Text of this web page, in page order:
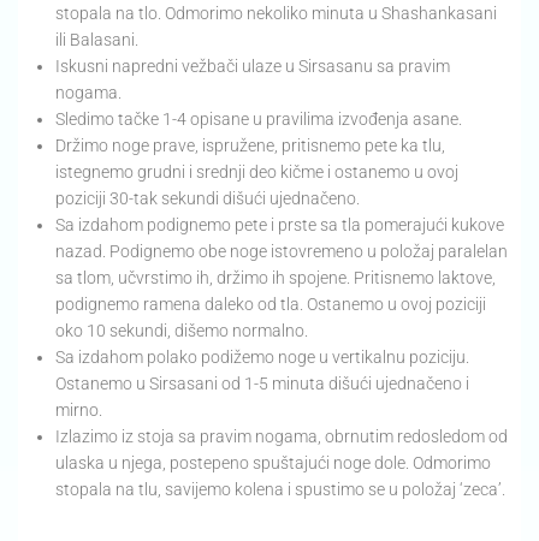
stopala na tlo. Odmorimo nekoliko minuta u Shashankasani
ili Balasani.
Iskusni napredni vežbači ulaze u Sirsasanu sa pravim
nogama.
Sledimo tačke 1-4 opisane u pravilima izvođenja asane.
Držimo noge prave, ispružene, pritisnemo pete ka tlu,
istegnemo grudni i srednji deo kičme i ostanemo u ovoj
poziciji 30-tak sekundi dišući ujednačeno.
Sa izdahom podignemo pete i prste sa tla pomerajući kukove
nazad. Podignemo obe noge istovremeno u položaj paralelan
sa tlom, učvrstimo ih, držimo ih spojene. Pritisnemo laktove,
podignemo ramena daleko od tla. Ostanemo u ovoj poziciji
oko 10 sekundi, dišemo normalno.
Sa izdahom polako podižemo noge u vertikalnu poziciju.
Ostanemo u Sirsasani od 1-5 minuta dišući ujednačeno i
mirno.
Izlazimo iz stoja sa pravim nogama, obrnutim redosledom od
ulaska u njega, postepeno spuštajući noge dole. Odmorimo
stopala na tlu, savijemo kolena i spustimo se u položaj ‘zeca’.